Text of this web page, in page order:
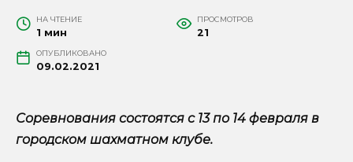
НА ЧТЕНИЕ
1 мин
ПРОСМОТРОВ
21
ОПУБЛИКОВАНО
09.02.2021
Соревнования состоятся с 13 по 14 февраля в
городском шахматном клубе.